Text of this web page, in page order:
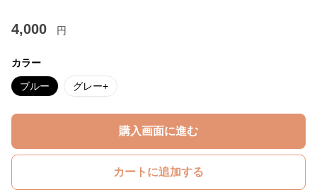
4,000 円
カラー
ブルー グレー+
購入画面に進む
カートに追加する